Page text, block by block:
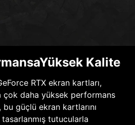
Kalite
RTX ekran kartları,
çok daha yüksek performans
güçlü ekran kartlarını
tutucularla